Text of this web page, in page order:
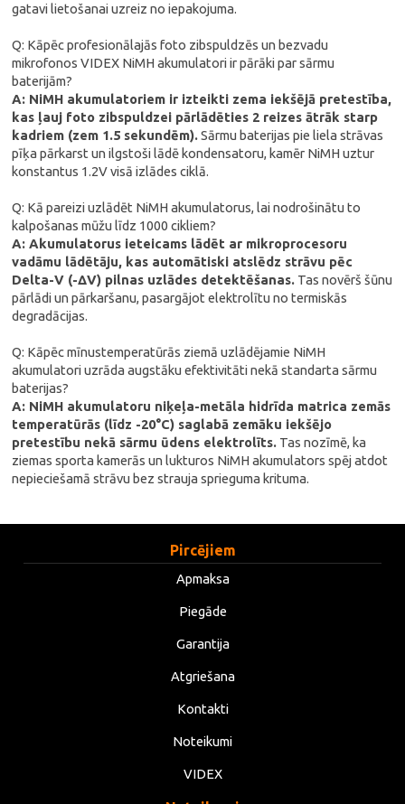
gatavi lietošanai uzreiz no iepakojuma.
Q: Kāpēc profesionālajās foto zibspuldzēs un bezvadu
mikrofonos VIDEX NiMH akumulatori ir pārāki par sārmu
baterijām?
A: NiMH akumulatoriem ir izteikti zema iekšējā pretestība,
kas ļauj foto zibspuldzei pārlādēties 2 reizes ātrāk starp
kadriem (zem 1.5 sekundēm).Sārmu baterijas pie liela strāvas
pīķa pārkarst un ilgstoši lādē kondensatoru, kamēr NiMH uztur
konstantus 1.2V visā izlādes ciklā.
Q: Kā pareizi uzlādēt NiMH akumulatorus, lai nodrošinātu to
kalpošanas mūžu līdz 1000 cikliem?
A: Akumulatorus ieteicams lādēt ar mikroprocesoru
vadāmu lādētāju, kas automātiski atslēdz strāvu pēc
Delta-V (-ΔV) pilnas uzlādes detektēšanas. Tas novērš šūnu
pārlādi un pārkaršanu, pasargājot elektrolītu no termiskās
degradācijas.
Q: Kāpēc mīnustemperatūrās ziemā uzlādējamie NiMH
akumulatori uzrāda augstāku efektivitāti nekā standarta sārmu
baterijas?
A: NiMH akumulatoru niķeļa-metāla hidrīda matrica zemās
temperatūrās (līdz -20°C) saglabā zemāku iekšējo
pretestību nekā sārmu ūdens elektrolīts. Tas nozīmē, ka
ziemas sporta kamerās un lukturos NiMH akumulators spēj atdot
nepieciešamā strāvu bez strauja sprieguma krituma.
Pircējiem
Apmaksa
Piegāde
Garantija
Atgriešana
Kontakti
Noteikumi
VIDEX